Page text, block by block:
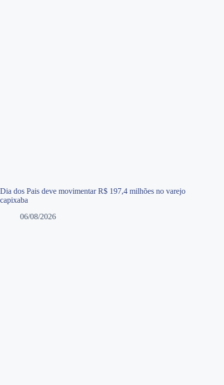
Dia dos Pais deve movimentar R$ 197,4 milhões no varejo
capixaba
06/08/2026